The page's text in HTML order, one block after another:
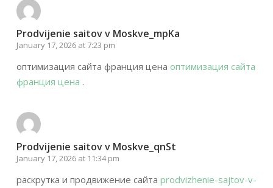
Prodvijenie saitov v Moskve_mpKa
January 17, 2026 at 7:23 pm
оптимизация сайта франция цена оптимизация сайта
франция цена .
Prodvijenie saitov v Moskve_qnSt
January 17, 2026 at 11:34 pm
раскрутка и продвижение сайта prodvizhenie-sajtov-v-